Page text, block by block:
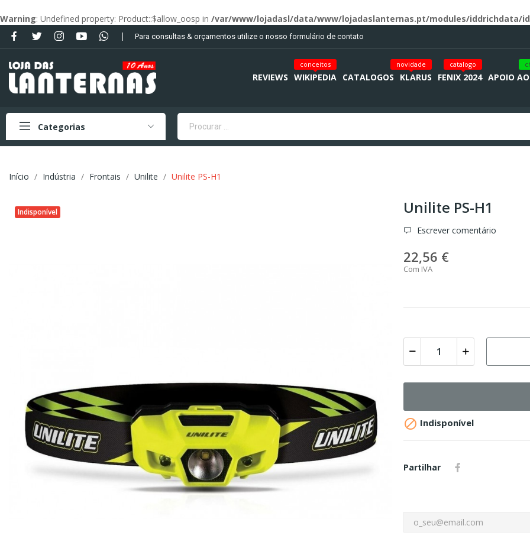
Warning: Undefined property: Product::$allow_oosp in /var/www/lojadasl/data/www/lojadaslanternas.pt/modules/iddrichdata/
Para consultas & orçamentos utilize o nosso formulário de contato
REVIEWS WIKIPEDIA
conceitos
CATALOGOS KLARUS
novidade
FENIX 2024
catalogo
APOIO
Categorias
Início Indústria Frontais Unilite Unilite PS-H1
Indisponível Unilite PS-H1
Escrever comentário
22,56 €
Com IVA
 Indisponível
Partilhar